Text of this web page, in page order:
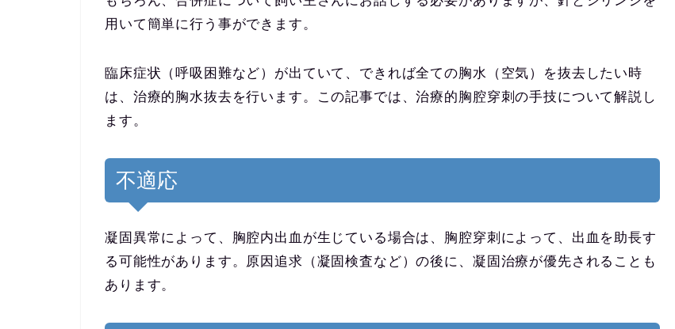
用いて簡単に行う事ができます。
臨床症状（呼吸困難など）が出ていて、できれば全ての胸水（空気）を抜去したい時
は、治療的胸水抜去を行います。この記事では、治療的胸腔穿刺の手技について解説し
ます。
不適応
凝固異常によって、胸腔内出血が生じている場合は、胸腔穿刺によって、出血を助長す
る可能性があります。原因追求（凝固検査など）の後に、凝固治療が優先されることも
あります。